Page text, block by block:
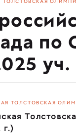
по
уч.
ТОЛСТОВСКАЯ